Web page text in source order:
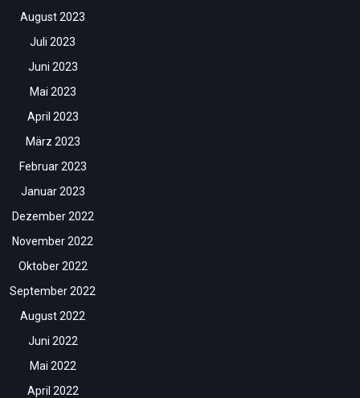
August 2023
Juli 2023
Juni 2023
Mai 2023
April 2023
März 2023
Februar 2023
Januar 2023
Dezember 2022
November 2022
Oktober 2022
September 2022
August 2022
Juni 2022
Mai 2022
April 2022